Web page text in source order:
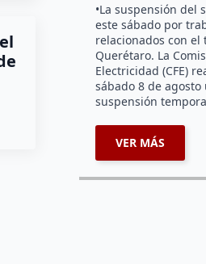
•La suspensión del
este sábado por
relacionados con el
Querétaro. La
Electricidad (CFE)
sábado 8 de agosto
suspensión
VER MÁS